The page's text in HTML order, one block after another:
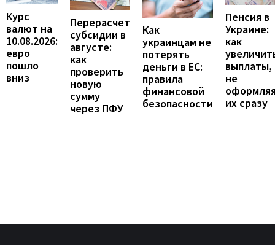
Курс
валют на
10.08.2026:
евро
пошло
вниз
Перерасчет
субсидии в
августе:
как
проверить
новую
сумму
через ПФУ
Как
украинцам не
потерять
деньги в ЕС:
правила
финансовой
безопасности
Пенсия в
Украине:
как
выплаты,
не
их сразу